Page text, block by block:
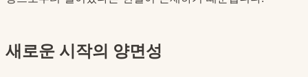
새로운 시작의 양면성